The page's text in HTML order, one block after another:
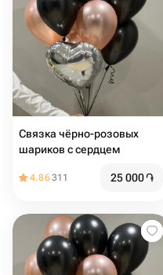
Связка чёрно-розовых
шариков с сердцем
4.86311 25 000֏